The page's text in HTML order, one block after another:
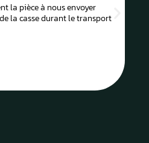
la pièce à nous envoyer
la casse durant le transport